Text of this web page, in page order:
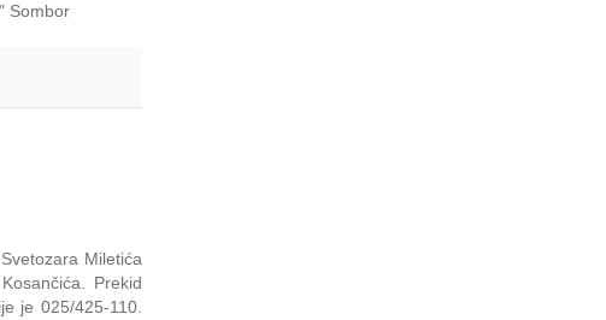
Sombor
Miletića
Prekid
je 025/425-110.